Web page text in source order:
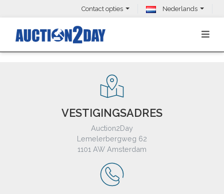
Contact opties Nederlands
VESTIGINGSADRES
Auction2Day
Lemelerbergweg 62
1101 AW Amsterdam